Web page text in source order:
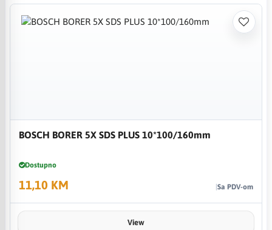
BOSCH BORER 5X SDS PLUS 10*100/160mm
Dostupno
11,10 KM Sa PDV-om
View